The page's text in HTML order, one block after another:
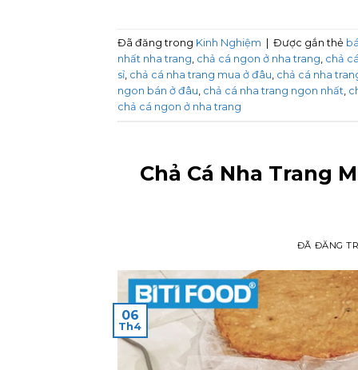
Đã đăng trong Kinh Nghiệm | Được gắn thẻ
nhất nha trang chả cá ngon ở nha trang chả
sỉ chả cá nha trang mua ở đâu chả cá nha
ngon bán ở đâu chả cá nha trang ngon nhất
chả cá ngon ở nha trang
Chả Cá Nha Trang
ĐÃ ĐĂNG
06
Th4